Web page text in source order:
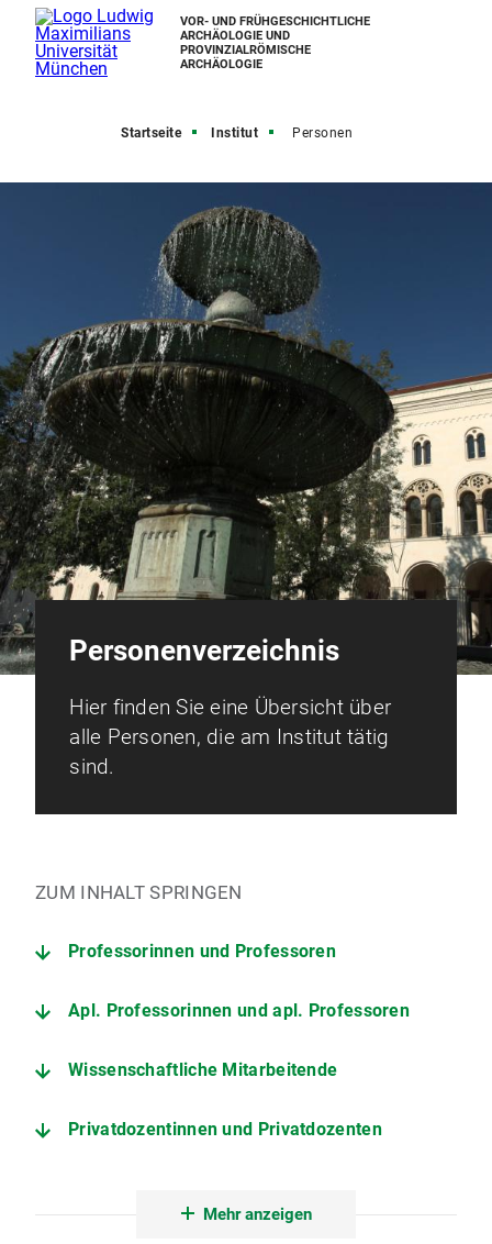
VOR- UND FRÜHGESCHICHTLICHE
ARCHÄOLOGIE UND
PROVINZIALRÖMISCHE
ARCHÄOLOGIE
Startseite Institut Personen
Personenverzeichnis
Hier finden Sie eine Übersicht über
alle Personen, die am Institut tätig
sind.
ZUM INHALT SPRINGEN
Professorinnen und Professoren
Apl. Professorinnen und apl. Professoren
Wissenschaftliche Mitarbeitende
Privatdozentinnen und Privatdozenten
Mehr anzeigen